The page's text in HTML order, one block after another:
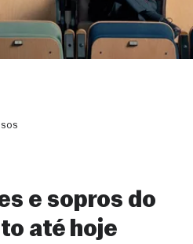
e sopros do
até hoje